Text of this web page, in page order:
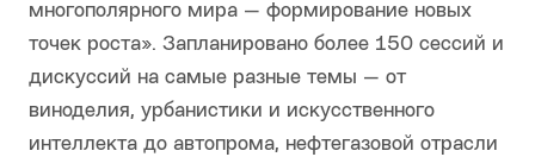
многополярного мира — формирование новых
точек роста». Запланировано более 150 сессий и
дискуссий на самые разные темы — от
виноделия, урбанистики и искусственного
интеллекта до автопрома, нефтегазовой отрасли